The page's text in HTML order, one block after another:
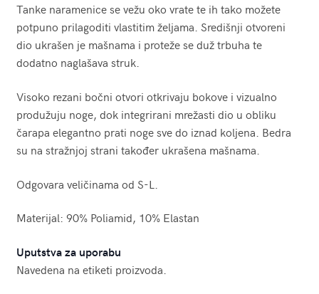
Tanke naramenice se vežu oko vrate te ih tako možete
potpuno prilagoditi vlastitim željama. Središnji otvoreni
dio ukrašen je mašnama i proteže se duž trbuha te
dodatno naglašava struk.
Visoko rezani bočni otvori otkrivaju bokove i vizualno
produžuju noge, dok integrirani mrežasti dio u obliku
čarapa elegantno prati noge sve do iznad koljena. Bedra
su na stražnjoj strani također ukrašena mašnama.
Odgovara veličinama od S-L.
Materijal: 90% Poliamid, 10% Elastan
Uputstva za uporabu
Navedena na etiketi proizvoda.